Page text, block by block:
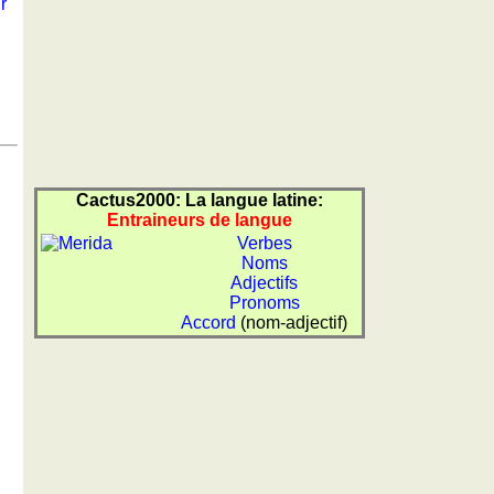
Cactus2000: La langue latine:
Entraineurs de langue
Verbes
Noms
Adjectifs
Pronoms
Accord (nom-adjectif)